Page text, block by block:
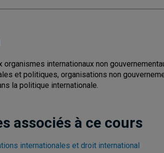
organismes internationaux non
et politiques, organisations non
la politique internationale.
associés à ce cours
internationales et droit international